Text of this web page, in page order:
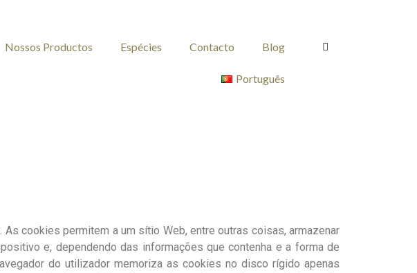
Nossos Productos Espécies Contacto Blog
Português
cookies permitem a um sítio Web, entre outras coisas, armazenar
e, dependendo das informações que contenha e a forma de
do utilizador memoriza as cookies no disco rígido apenas